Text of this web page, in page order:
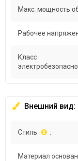
Макс. мощность
Рабочее
Класс
Внешний вид:
Стиль :
Материал